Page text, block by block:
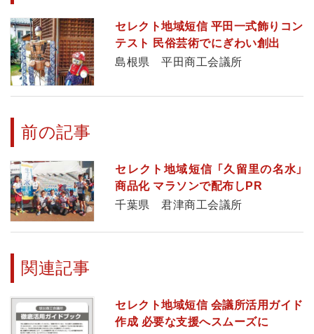
セレクト地域短信 平田一式飾りコン
テスト 民俗芸術でにぎわい創出
島根県 平田商工会議所
前の記事
セレクト地域短信 「久留里の名水」
商品化 マラソンで配布しPR
千葉県 君津商工会議所
関連記事
セレクト地域短信 会議所活用ガイド
作成 必要な支援へスムーズに